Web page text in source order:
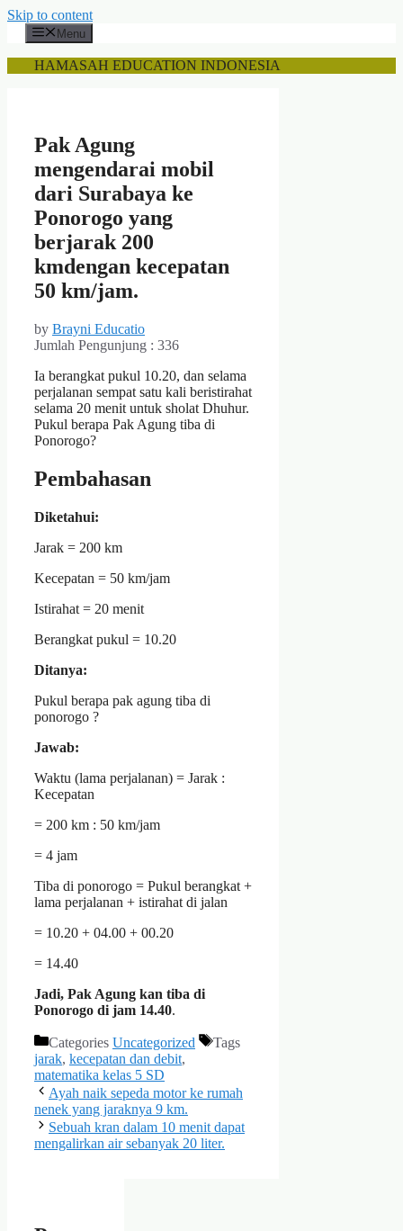
Skip to content
Menu
HAMASAH EDUCATION INDONESIA
Pak Agung
mengendarai mobil
dari Surabaya ke
Ponorogo yang
berjarak 200
kmdengan kecepatan
50 km/jam.
by Brayni Educatio
Jumlah Pengunjung : 336
Ia berangkat pukul 10.20, dan selama
perjalanan sempat satu kali beristirahat
selama 20 menit untuk sholat Dhuhur.
Pukul berapa Pak Agung tiba di
Ponorogo?
Pembahasan
Diketahui:
Jarak = 200 km
Kecepatan = 50 km/jam
Istirahat = 20 menit
Berangkat pukul = 10.20
Ditanya:
Pukul berapa pak agung tiba di
ponorogo ?
Jawab:
Waktu (lama perjalanan) = Jarak :
Kecepatan
= 200 km : 50 km/jam
= 4 jam
Tiba di ponorogo = Pukul berangkat +
lama perjalanan + istirahat di jalan
= 10.20 + 04.00 + 00.20
= 14.40
Jadi, Pak Agung kan tiba di
Ponorogo di jam 14.40.
Categories Uncategorized
Tags
jarak, kecepatan dan debit,
matematika kelas 5 SD
Ayah naik sepeda motor ke rumah
nenek yang jaraknya 9 km.
Sebuah kran dalam 10 menit dapat
mengalirkan air sebanyak 20 liter.